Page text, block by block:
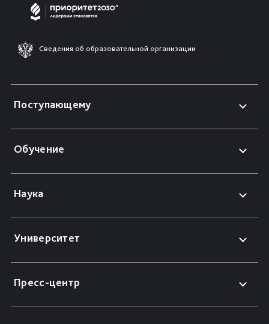
Сведения об образовательной организации
Поступающему
Обучение
Наука
Университет
Пресс-центр